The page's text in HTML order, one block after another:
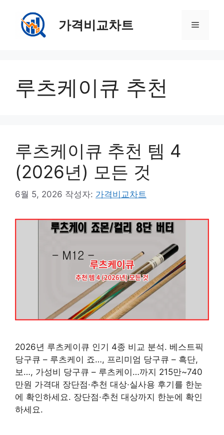
가격비교차트 메
루츠케이큐 추천
루츠케이큐 추천 템 4
(2026년) 모든 것
6월 5, 2026 작성자: 가격비교차트
2026년 루츠케이큐 인기 4종 비교 분석. 베스트픽
당구큐 – 루츠케이 죠…, 프리미엄 당구큐 – 흑단,
보…, 가성비 당구큐 – 루츠케이…까지 215만~740
만원 가격대 장단점·추천 대상·실사용 후기를 한눈
에 확인하세요. 장단점·추천 대상까지 한눈에 확인
하세요.